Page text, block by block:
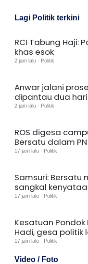
Lagi Politik terkini
RCI Tabung Haji:
khas esok
2 jam lalu · Politik
Anwar jalani
dipantau dua hari
2 jam lalu · Politik
ROS digesa
Bersatu dalam PN
17 jam lalu · Politik
Samsuri: Bersatu
sangkal
17 jam lalu · Politik
Kesatuan
Hadi, gesa politik
17 jam lalu · Politik
Video / Foto